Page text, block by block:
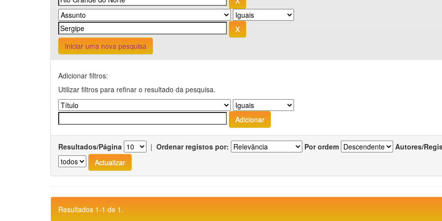
Iniciar uma nova pesquisa
Adicionar filtros:
Utilizar filtros para refinar o resultado da pesquisa.
Resultados/Página | Ordenar registos por: Por ordem Autores/
Resultados 1-1 de 1.